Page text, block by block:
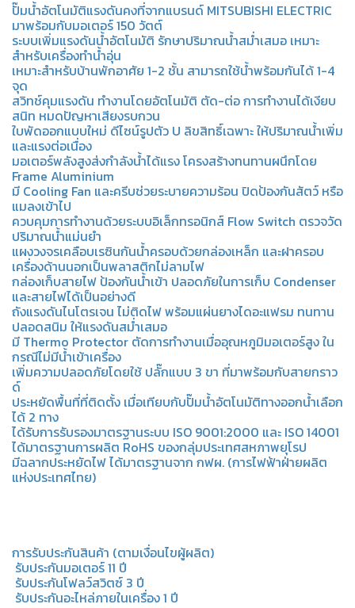
ปั๊มน้ำอัตโนมัติแรงดันคงที่จากแบรนด์ MITSUBISHI ELECTRIC
มาพร้อมกับมอเตอร์ 150 วัตต์
ระบบเพิ่มแรงดันน้ำอัตโนมัติ รักษาปริมาณน้ำสม่ำเสมอ เหมาะ
สำหรับเครื่องทำน้ำอุ่น
เหมาะสำหรับบ้านพักอาศัย 1-2 ชั้น สามารถใช้น้ำพร้อมกันได้ 1-4
จุด
สวิทช์คุมแรงดัน ทำงานโดยอัตโนมัติ ตัด-ต่อ การทำงานได้เงียบ
สนิท หมดปัญหาเสียงรบกวน
ใบพัดออกแบบใหม่ ดีไซน์รูปตัว U ลิขสิทธิ์เฉพาะ ให้ปริมาณน้ำเพิ่ม
และแรงต่อเนื่อง
มอเตอร์พลังสูงส่งกำลังน้ำได้แรง โครงสร้างทนทานผนึกโดย
Frame Aluminium
มี Cooling Fan และครีบช่วยระบายความร้อน ปิดป้องกันสัตว์ หรือ
แมลงเข้าไป
ควบคุมการทำงานด้วยระบบอิเล็กทรอนิกส์ Flow Switch ตรวจวัด
ปริมาณน้ำแม่นยำ
แผงวงจรเคลือบเรซินกันน้ำครอบด้วยกล่องเหล็ก และฝาครอบ
เครื่องด้านนอกเป็นพลาสติกไม่ลามไฟ
กล่องเก็บสายไฟ ป้องกันน้ำเข้า ปลอดภัยในการเก็บ Condenser
และสายไฟได้เป็นอย่างดี
ถังแรงดันไนโตรเจน ไม่ติดไฟ พร้อมแผ่นยางไดอะแฟรม ทนทาน
ปลอดสนิม ให้แรงดันสม่ำเสมอ
มี Thermo Protector ตัดการทำงานเมื่ออุณหภูมิมอเตอร์สูง ใน
กรณีไม่มีน้ำเข้าเครื่อง
เพิ่มความปลอดภัยโดยใช้ ปลั๊กแบบ 3 ขา ที่มาพร้อมกับสายกราว
ด์
ประหยัดพื้นที่ที่ติดตั้ง เมื่อเทียบกับปั๊มน้ำอัตโนมัติทางออกน้ำเลือก
ได้ 2 ทาง
ได้รับการรับรองมาตรฐานระบบ ISO 9001:2000 และ ISO 14001
ได้มาตรฐานการผลิต RoHS ของกลุ่มประเทศสหภาพยุโรป
มีฉลากประหยัดไฟ ได้มาตรฐานจาก กฟผ. (การไฟฟ้าฝ่ายผลิต
แห่งประเทศไทย)
การรับประกันสินค้า (ตามเงื่อนไขผู้ผลิต)
️ รับประกันมอเตอร์ 11 ปี
️ รับประกันโฟลว์สวิตซ์ 3 ปี
️ รับประกันอะไหล่ภายในเครื่อง 1 ปี